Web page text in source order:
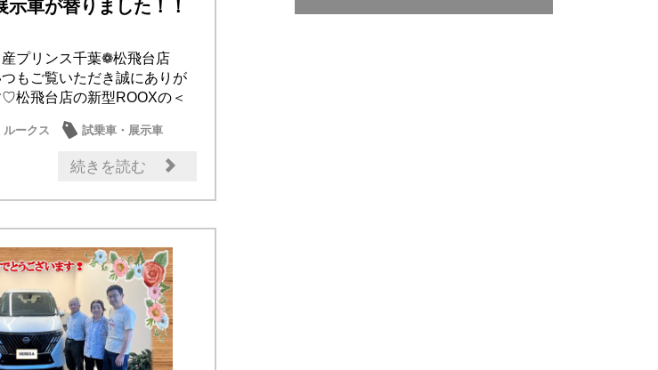
示車が替りました！！
産プリンス千葉❁松飛台店
もご覧いただき誠にありが
松飛台店の新型ROOXの＜
ルークス
試乗車・展示車
続きを読む